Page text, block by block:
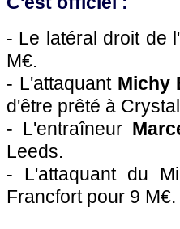
- Le latéral droit de
M€.
- L'attaquant Michy
d'être prêté à
- L'entraîneur
Leeds.
- L'attaquant du
Francfort pour 9 M€.